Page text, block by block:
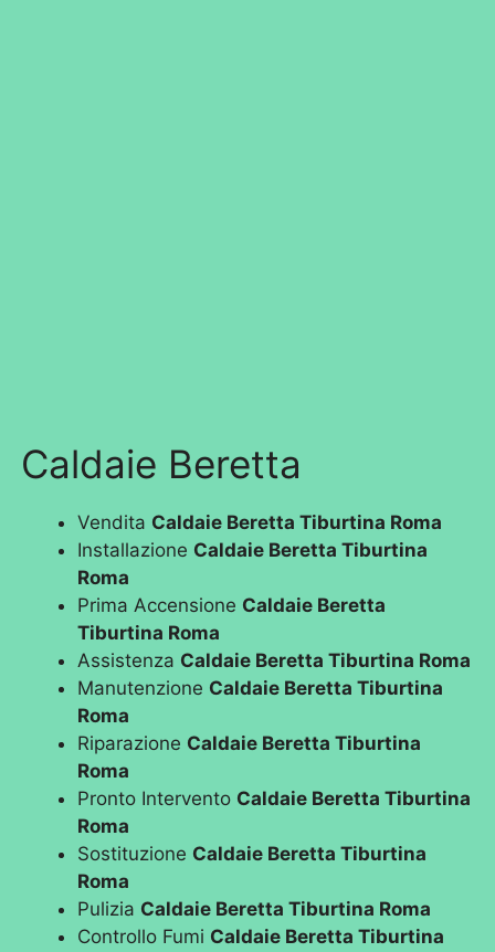
Caldaie Beretta
Vendita Caldaie Beretta Tiburtina Roma
Installazione Caldaie Beretta Tiburtina
Roma
Prima Accensione Caldaie Beretta
Tiburtina Roma
Assistenza Caldaie Beretta Tiburtina Roma
Manutenzione Caldaie Beretta Tiburtina
Roma
Riparazione Caldaie Beretta Tiburtina
Roma
Pronto Intervento Caldaie Beretta Tiburtina
Roma
Sostituzione Caldaie Beretta Tiburtina
Roma
Pulizia Caldaie Beretta Tiburtina Roma
Controllo Fumi Caldaie Beretta Tiburtina